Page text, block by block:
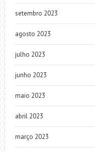
setembro 2023
agosto 2023
julho 2023
junho 2023
maio 2023
abril 2023
março 2023